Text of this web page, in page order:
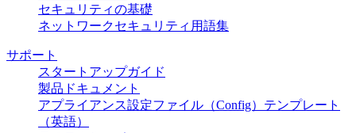
セキュリティの基礎
ネットワークセキュリティ用語集
サポート
スタートアップガイド
製品ドキュメント
アプライアンス設定ファイル（Config）テンプレート
（英語）